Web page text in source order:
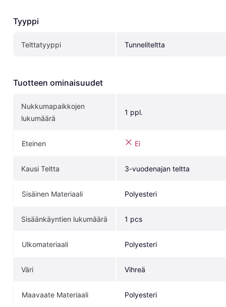
Tyyppi
Telttatyyppi Tunneliteltta
Tuotteen ominaisuudet
Nukkumapaikkojen
lukumäärä
1 ppl.
Eteinen Ei
Kausi Teltta 3-vuodenajan teltta
Sisäinen Materiaali Polyesteri
Sisäänkäyntien lukumäärä 1 pcs
Ulkomateriaali Polyesteri
Väri Vihreä
Maavaate Materiaali Polyesteri